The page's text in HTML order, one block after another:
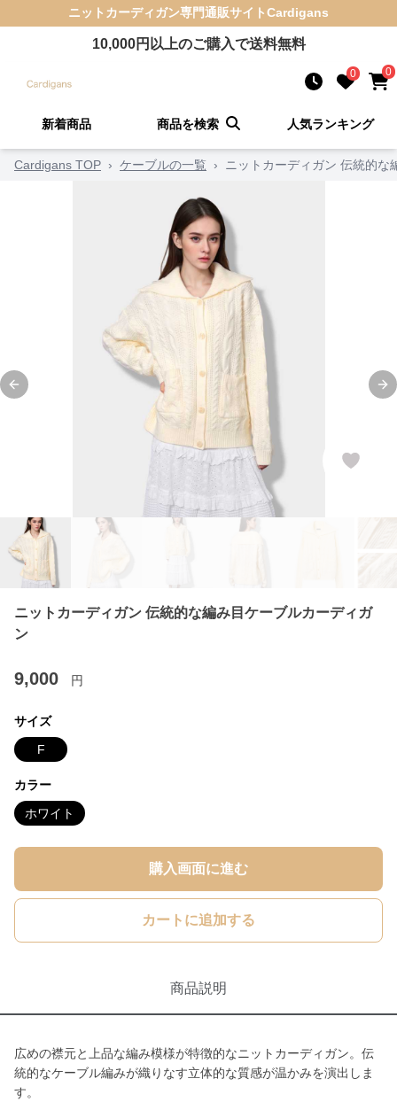
ニットカーディガン専門通販サイトCardigans
10,000円以上のご購入で送料無料
0 0
新着商品 商品を検索 人気ランキング
Cardigans TOP › ケーブルの一覧 › ニットカーディガン 伝統的
Previous slide
ニットカーディガン 伝統的な編み目ケーブルカーディガ
ン
9,000 円
サイズ
F
カラー
ホワイト
購入画面に進む
カートに追加する
商品説明
広めの襟元と上品な編み模様が特徴的なニットカーディガン。伝
統的なケーブル編みが織りなす立体的な質感が温かみを演出しま
す。